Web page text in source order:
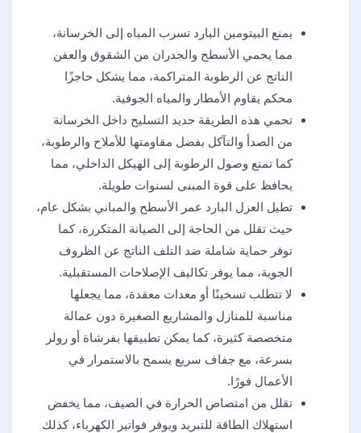
يمنع البيتومين البارد تسرب المياه إلى الخرسانة،
مما يحمي الأسطح والجدران من الشقوق والعفن
الناتج عن الرطوبة المتراكمة، مما يشكل حاجزًا
محكم يقاوم الأمطار والمياه الجوفية.
تحمي هذه الطريقة حديد التسليح داخل الخرسانة
من الصدأ والتآكل بفضل مقاومتها للأملاح والرطوبة،
كما تمنع وصول الرطوبة إلى الهيكل الداخلي، مما
يحافظ على قوة المبنى لسنوات طويلة.
تطيل العزل البارد عمر الأسطح والمباني بشكل عام،
حيث تقلل من الحاجة إلى الصيانة المتكررة، كما
توفر حماية شاملة ضد التلف الناتج عن الظروف
الجوية، مما يوفر تكاليف الإصلاحات المستقبلية.
لا تتطلب تسخينًا أو معدات معقدة، مما يجعلها
مناسبة للمنازل والمشاريع الصغيرة دون عمالة
متخصصة كثيرة، كما يمكن تطبيقها بفرشاة أو رولر
بسرعة، مع جفاف سريع يسمح بالاستمرار في
الأعمال فورًا.
تقلل من امتصاص الحرارة في الصيف، مما يخفض
استهلاك الطاقة للتبريد ويوفر فواتير الكهرباء، كذلك